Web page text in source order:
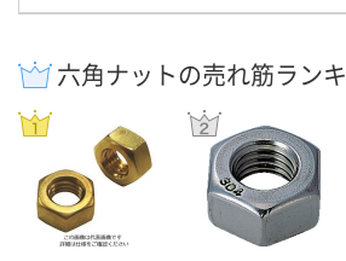
六角ナットの売れ筋ラン